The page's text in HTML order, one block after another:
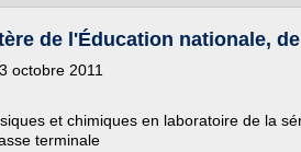
de l'Éducation nationale,
octobre 2011
et chimiques en laboratoire de la
terminale